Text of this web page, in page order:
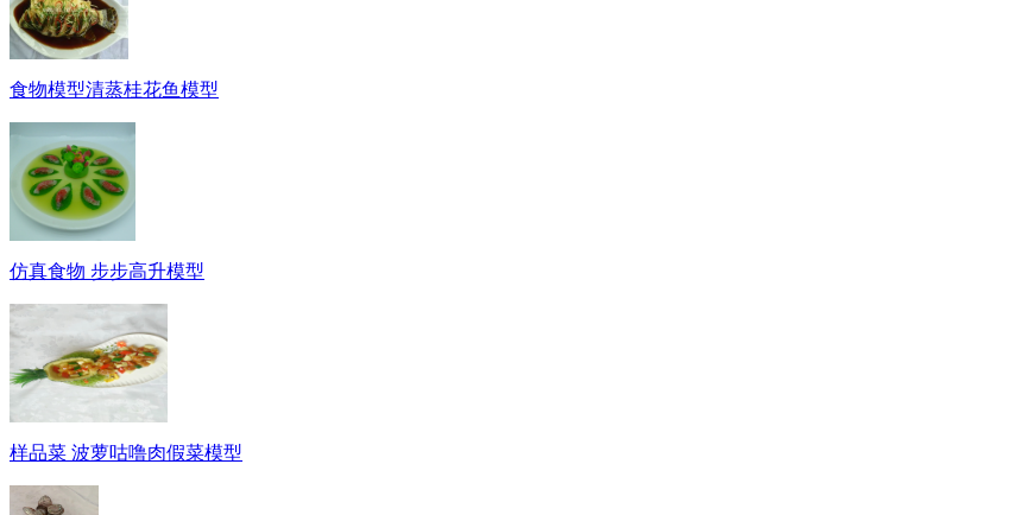
食物模型清蒸桂花鱼模型
仿真食物 步步高升模型
样品菜 波萝咕噜肉假菜模型